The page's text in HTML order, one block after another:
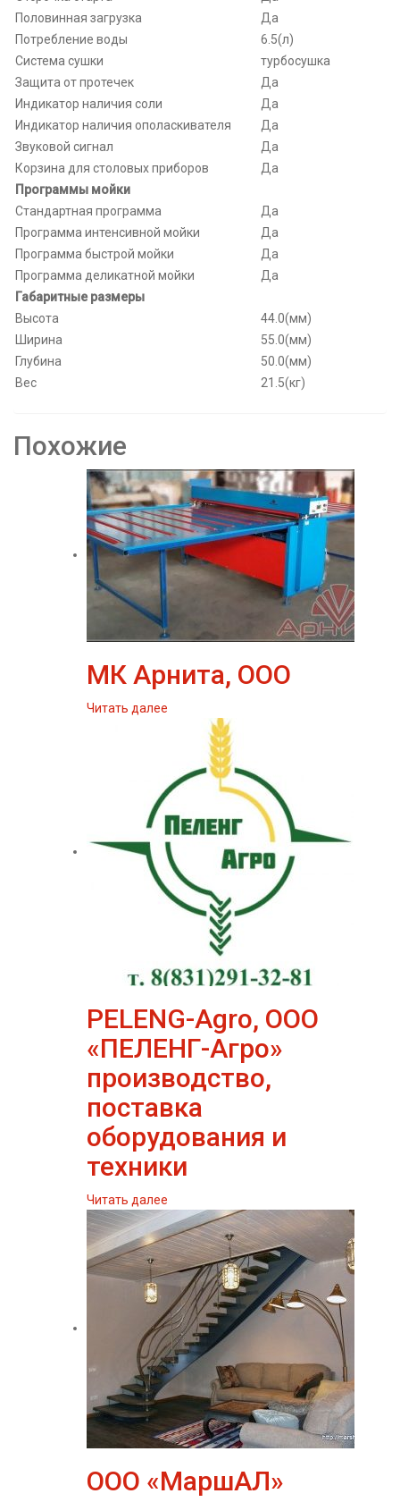
Половинная загрузка
Да
Потребление воды
6.5(л)
Система сушки
турбосушка
Защита от протечек
Да
Индикатор наличия соли
Да
Индикатор наличия ополаскивателя
Да
Звуковой сигнал
Да
Корзина для столовых приборов
Да
Программы мойки
Стандартная программа
Да
Программа интенсивной мойки
Да
Программа быстрой мойки
Да
Программа деликатной мойки
Да
Габаритные размеры
Высота
44.0(мм)
Ширина
55.0(мм)
Глубина
50.0(мм)
Вес
21.5(кг)
Похожие
МК Арнита, ООО
Читать далее
PELENG-Agro, ООО
«ПЕЛЕНГ-Агро»
производство,
поставка
оборудования и
техники
Читать далее
ООО «МаршАЛ»